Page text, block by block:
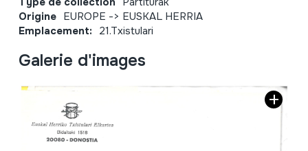
Origine EUROPE -> EUSKAL HERRIA
Emplacement: 21.Txistulari
Galerie d'images